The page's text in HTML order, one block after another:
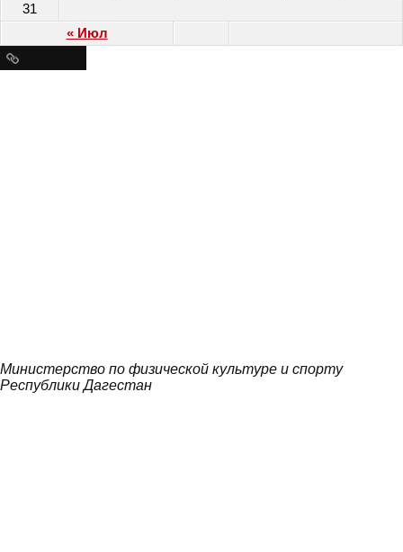
« Июл
31
Министерство по физической культуре и спорту
Республики Дагестан